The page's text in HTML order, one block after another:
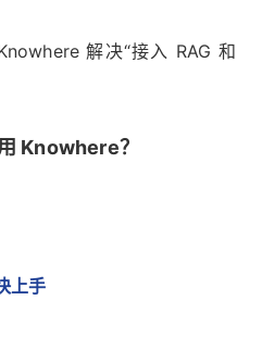
解决“接入 RAG 和
Knowhere？
上手